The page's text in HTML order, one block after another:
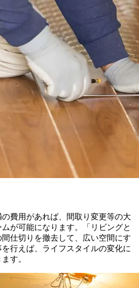
の費用があれば、間取り変更等の大
が可能になります。「リビングと
仕切りを撤去して、広い空間にす
行えば、ライフスタイルの変化に
す。